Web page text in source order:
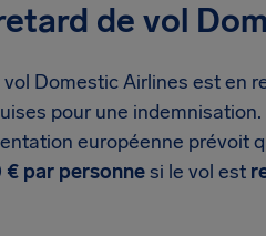
de vol
Domestic Airlines est en
pour une
européenne prévoit
par personnesi le vol est